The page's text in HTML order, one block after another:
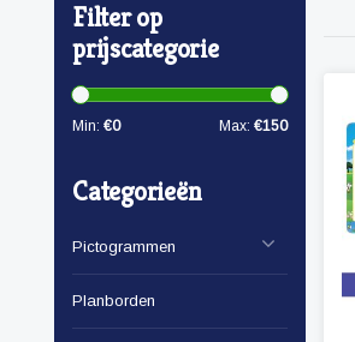
Filter op
prijscategorie
Min: €0 Max: €150
Categorieën
Pictogrammen
Planborden